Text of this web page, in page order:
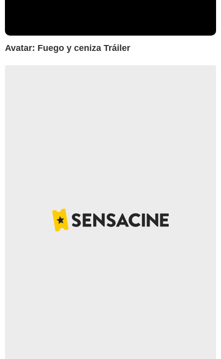
Avatar: Fuego y ceniza Tráiler